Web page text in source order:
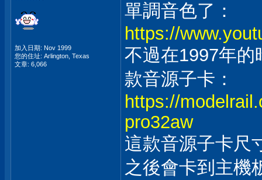
加入日期: Nov 1999
您的住址: Arlington, Texas
文章: 6,066
單調音色了：
https://
不過在1997年
款音源子卡：
https://
pro32aw
這款音源子卡尺
之後會卡到主機